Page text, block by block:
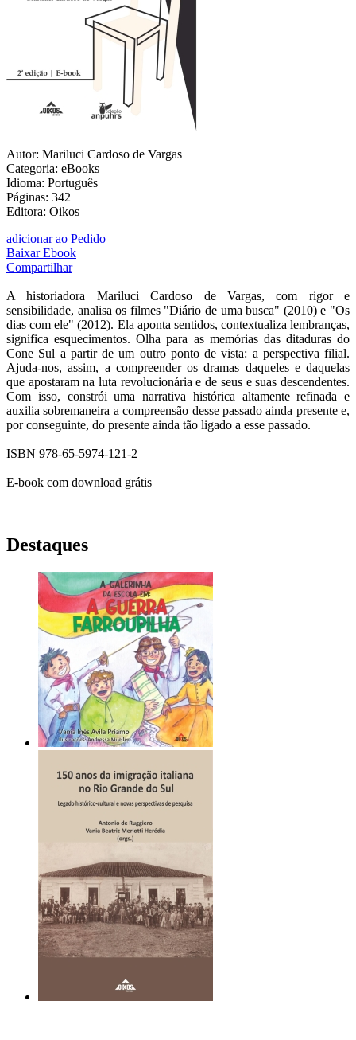
Autor: Mariluci Cardoso de Vargas
Categoria: eBooks
Idioma: Português
Páginas: 342
Editora: Oikos
adicionar ao Pedido
Baixar Ebook
Compartilhar
A historiadora Mariluci Cardoso de Vargas, com rigor e
sensibilidade, analisa os filmes "Diário de uma busca" (2010) e "Os
dias com ele" (2012). Ela aponta sentidos, contextualiza lembranças,
significa esquecimentos. Olha para as memórias das ditaduras do
Cone Sul a partir de um outro ponto de vista: a perspectiva filial.
Ajuda-nos, assim, a compreender os dramas daqueles e daquelas
que apostaram na luta revolucionária e de seus e suas descendentes.
Com isso, constrói uma narrativa histórica altamente refinada e
auxilia sobremaneira a compreensão desse passado ainda presente e,
por conseguinte, do presente ainda tão ligado a esse passado.
ISBN 978-65-5974-121-2
E-book com download grátis
Destaques